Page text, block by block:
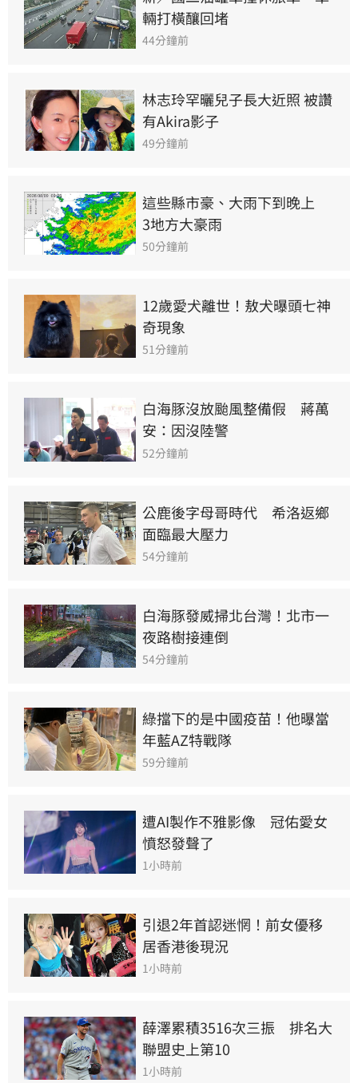
輛打橫釀回堵
44分鐘前
林志玲罕曬兒子長大近照 被讚
有Akira影子
49分鐘前
這些縣市豪、大雨下到晚上
3地方大豪雨
50分鐘前
12歲愛犬離世！敖犬曝頭七神
奇現象
51分鐘前
白海豚沒放颱風整備假　蔣萬
安：因沒陸警
52分鐘前
公鹿後字母哥時代　希洛返鄉
面臨最大壓力
54分鐘前
白海豚發威掃北台灣！北市一
夜路樹接連倒
54分鐘前
綠擋下的是中國疫苗！他曝當
年藍AZ特戰隊
59分鐘前
遭AI製作不雅影像　冠佑愛女
憤怒發聲了
1小時前
引退2年首認迷惘！前女優移
居香港後現況
1小時前
薛澤累積3516次三振　排名大
聯盟史上第10
1小時前